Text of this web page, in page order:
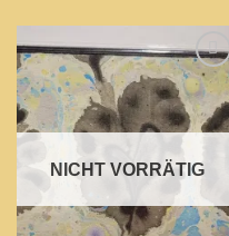
Add to
wishlist
NICHT VORRÄTIG